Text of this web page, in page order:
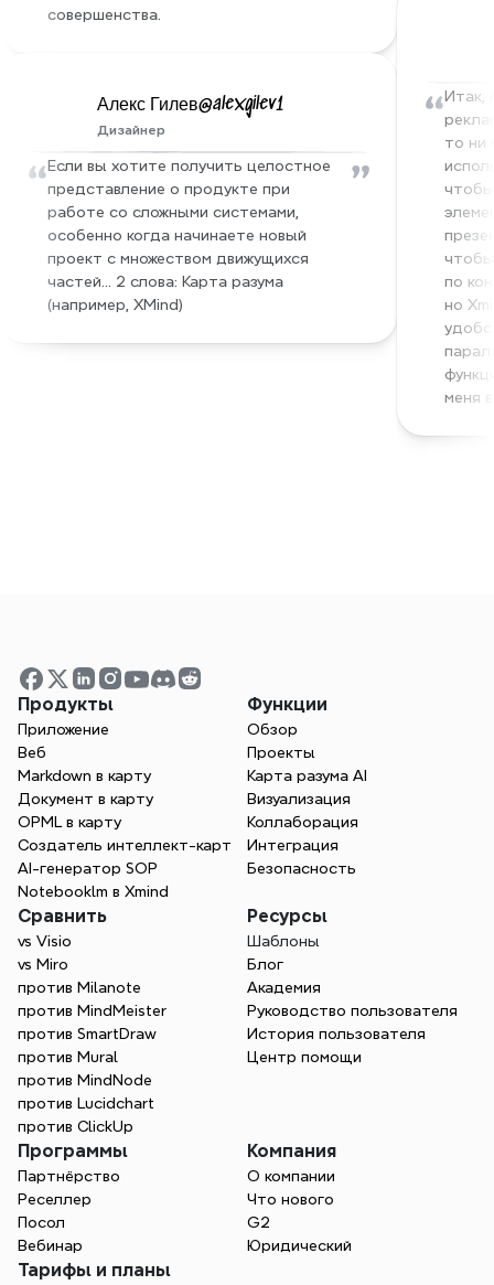
совершенства.
Алекс Гилев@alexgilev1
Дизайнер
“ Если вы хотите получить целостное
представление о продукте при
работе со сложными системами,
особенно когда начинаете новый
проект с множеством движущихся
частей… 2 слова: Карта разума
(например, XMind)
”
“ Итак,
то ни
чтобы
чтобы
по
но
меня
Начните создавать
ментальные карты сегодня
Попробуйте Xmind бесплатно. Начните
вдохновлять творчество и повышать
эффективность прямо сейчас.
Начните бесплатно
Свяжитесь с отделом продаж
Продукты
Приложение
Веб
Markdown в карту
Документ в карту
OPML в карту
Создатель интеллект-карт
AI-генератор SOP
Notebooklm в Xmind
Функции
Обзор
Проекты
Карта разума AI
Визуализация
Коллаборация
Интеграция
Безопасность
Сравнить
vs Visio
vs Miro
против Milanote
против MindMeister
против SmartDraw
против Mural
против MindNode
против Lucidchart
против ClickUp
Ресурсы
Шаблоны
Блог
Академия
Руководство пользователя
История пользователя
Центр помощи
Программы
Партнёрство
Реселлер
Посол
Вебинар
Компания
О компании
Что нового
G2
Юридический
Тарифы и планы